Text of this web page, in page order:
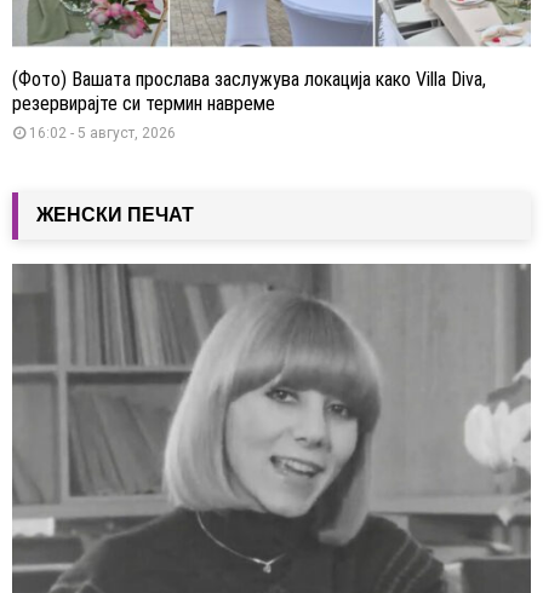
(Фото) Вашата прослава заслужува локација како Villa Diva,
резервирајте си термин навреме
16:02 - 5 август, 2026
ЖЕНСКИ ПЕЧАТ